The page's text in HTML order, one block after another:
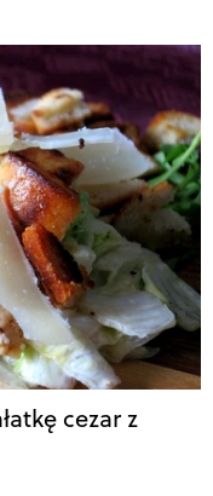
cezar z